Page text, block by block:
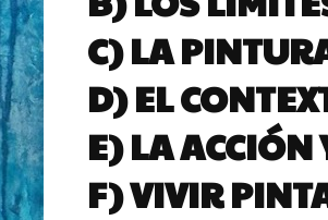
C) LA
D) EL
E) LA
F) VIVIR